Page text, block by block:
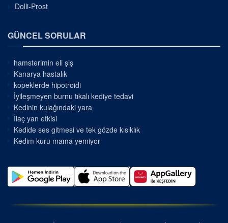
Dolli-Prost
GÜNCEL SORULAR
hamsterimin eli şiş
Kanarya hastalık
kopeklerde hipotroidi
İyileşmeyen burnu tıkalı kediye tedavi
Kedinin kulağındaki yara
İlaç yan etkisi
Kedide ses gitmesi ve tek gözde kısıklık
Kedim kuru mama yemiyor